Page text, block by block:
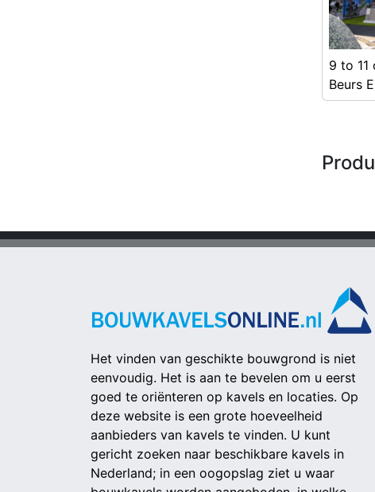
9 to 11
Beurs
Het vinden van geschikte bouwgrond is niet
eenvoudig. Het is aan te bevelen om u eerst
goed te oriënteren op kavels en locaties. Op
deze website is een grote hoeveelheid
aanbieders van kavels te vinden. U kunt
gericht zoeken naar beschikbare kavels in
Nederland; in een oogopslag ziet u waar